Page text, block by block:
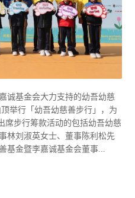
诚基金会大力支持的幼吾幼慈
举行「幼吾幼慈善步行」，为
席步行筹款活动的包括幼吾幼慈
林刘淑英女士、董事陈利松先
基金暨李嘉诚基金会董事...